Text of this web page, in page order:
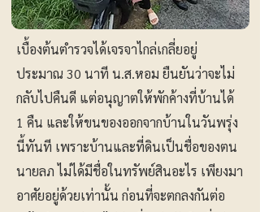
เบื้องต้นตำรวจได้เจรจาไกล่เกลี่ยอยู่
ประมาณ 30 นาที น.ส.หอม ยืนยันว่าจะไม่
กลับไปคืนดี แต่อนุญาตให้พักค้างที่บ้านได้
1 คืน และให้ขนของออกจากบ้านในวันพรุ่ง
นี้ทันที เพราะบ้านและที่ดินเป็นชื่อของตน
นายลภ ไม่ได้มีชื่อในทรัพย์สินอะไร เพียงมา
อาศัยอยู่ด้วยเท่านั้น ก่อนที่จะตกลงกันต่อ